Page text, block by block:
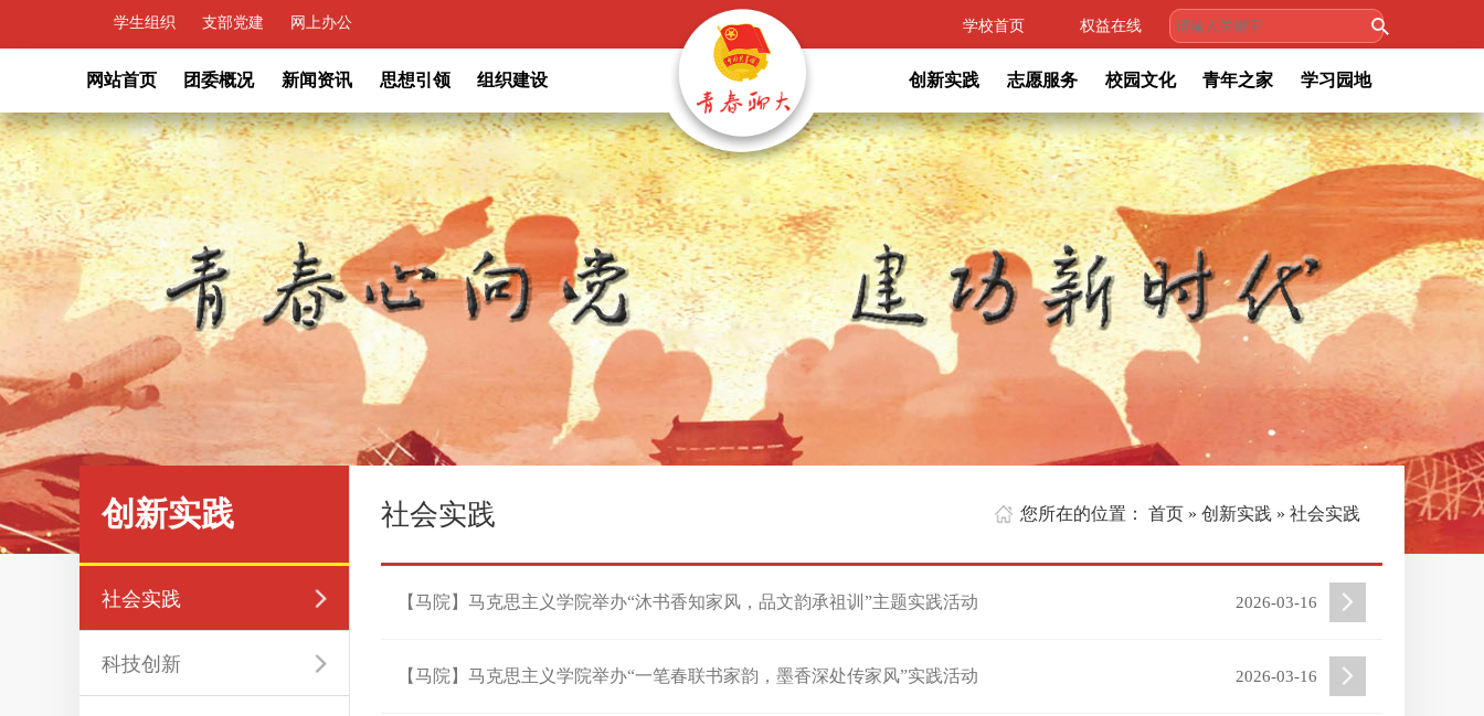
学生组织 支部党建 网上办公 学校首页 权益在线
网站首页 团委概况 新闻资讯 思想引领 组织建设 创新实践 志愿服务 校园文化 青年之家 学习园地
创新实践
社会实践
科技创新
社会实践 您所在的位置： 首页 » 创新实践 » 社会实践
【马院】马克思主义学院举办“沐书香知家风，品文韵承祖训”主题实践活动 2026-03-16
【马院】马克思主义学院举办“一笔春联书家韵，墨香深处传家风”实践活动 2026-03-16